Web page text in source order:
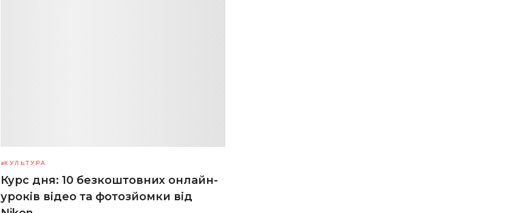
КУЛЬТУРА
Курс дня: 10 безкоштовних онлайн-
уроків відео та фотозйомки від